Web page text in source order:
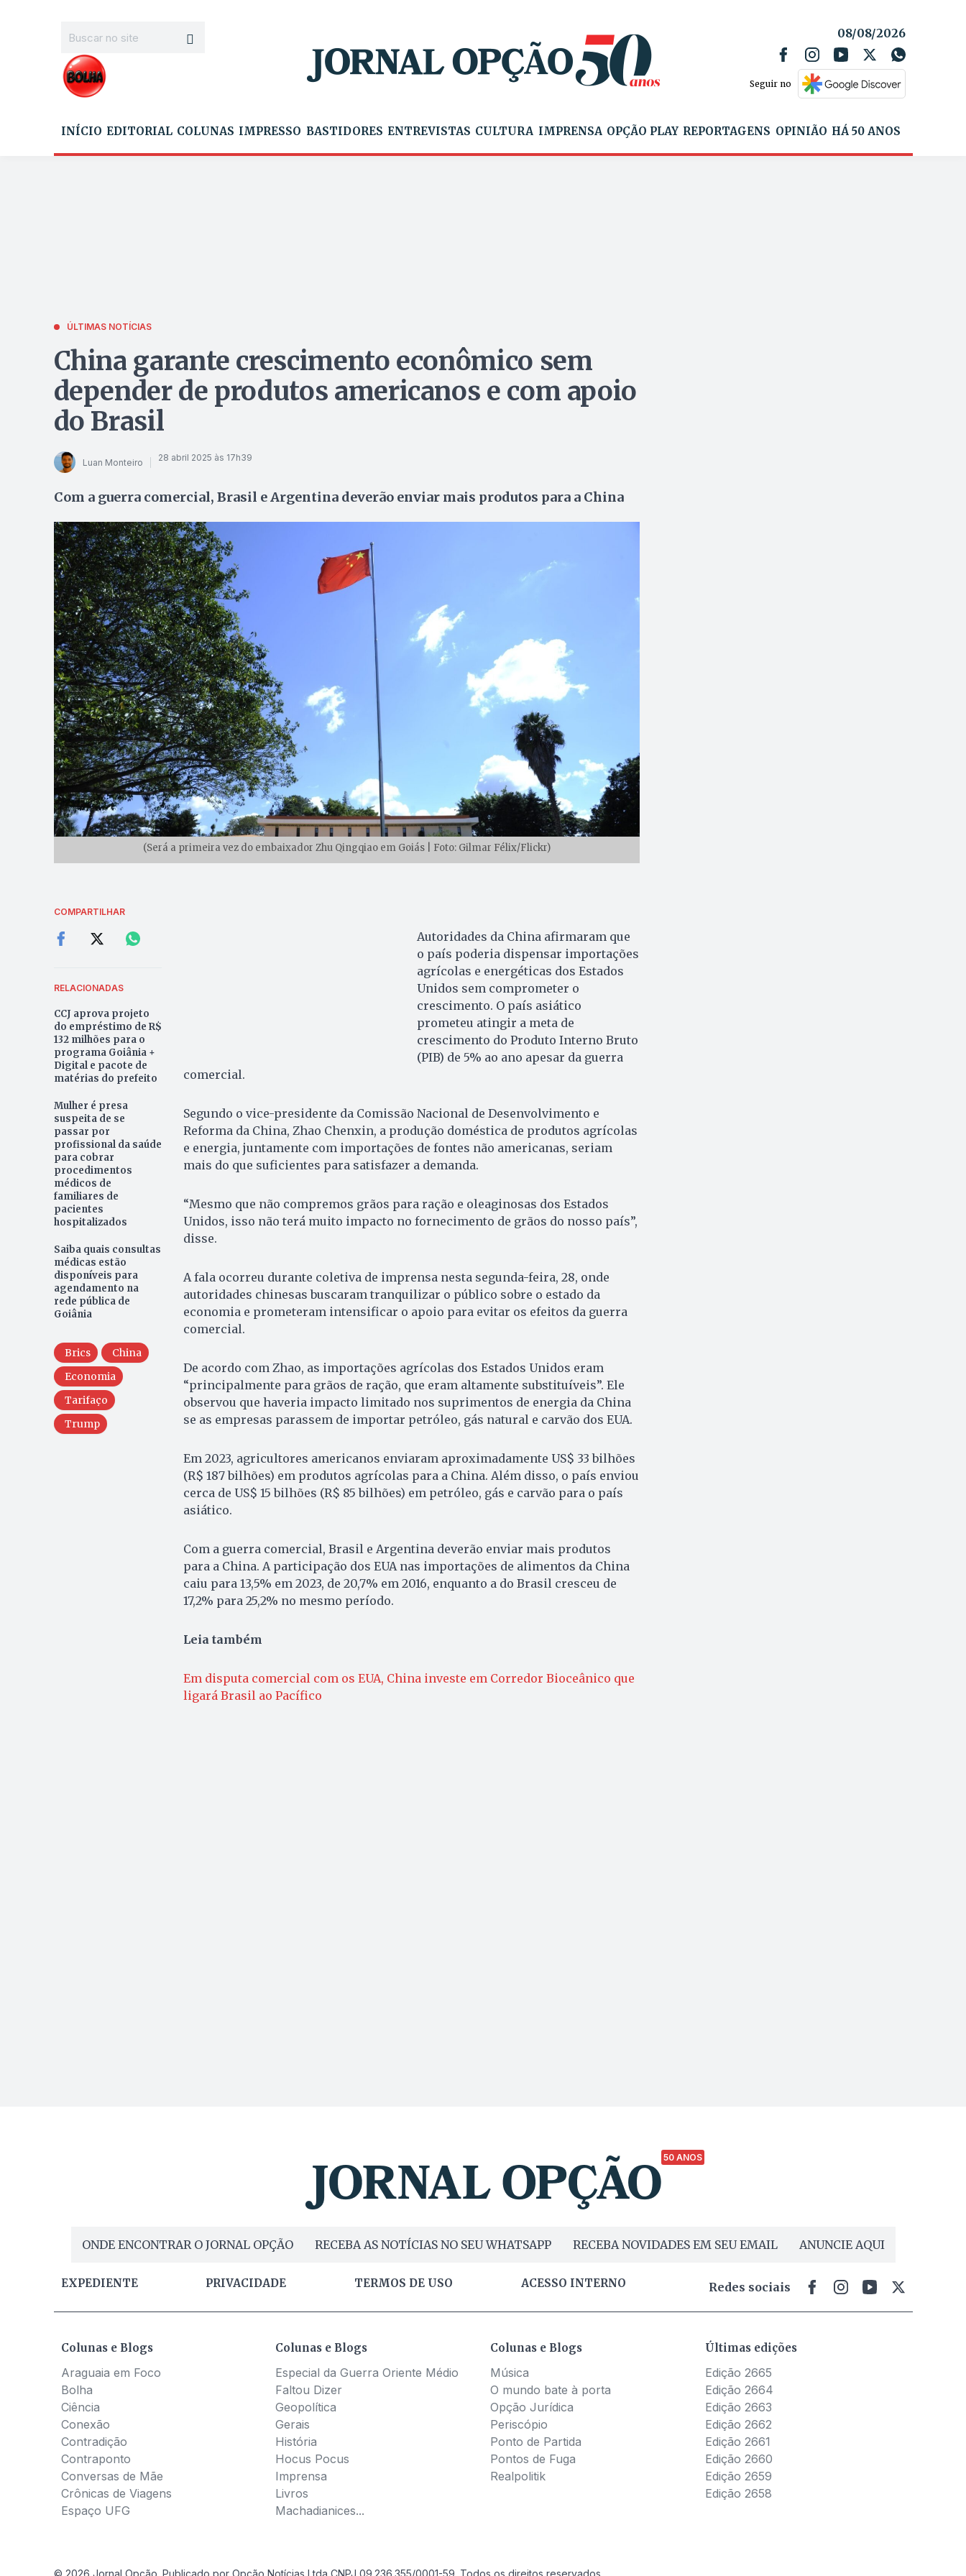
08/08/2026
Seguir no
INÍCIO EDITORIAL COLUNAS IMPRESSO BASTIDORES ENTREVISTAS CULTURA IMPRENSA OPÇÃO PLAY REPORTAGENS OPINIÃO HÁ 50 ANOS
ÚLTIMAS NOTÍCIAS
China garante crescimento econômico sem
depender de produtos americanos e com apoio
do Brasil
Luan Monteiro 28 abril 2025 às 17h39
Com a guerra comercial, Brasil e Argentina deverão enviar mais produtos para a China
(Será a primeira vez do embaixador Zhu Qingqiao em Goiás | Foto: Gilmar Félix/Flickr)
COMPARTILHAR
RELACIONADAS
CCJ aprova projeto
do empréstimo de R$
132 milhões para o
programa Goiânia +
Digital e pacote de
matérias do prefeito
Mulher é presa
suspeita de se
passar por
profissional da saúde
para cobrar
procedimentos
médicos de
familiares de
pacientes
hospitalizados
Saiba quais consultas
médicas estão
disponíveis para
agendamento na
rede pública de
Goiânia
Brics
China
Economia
Tarifaço
Trump
Autoridades da China afirmaram que
o país poderia dispensar importações
agrícolas e energéticas dos Estados
Unidos sem comprometer o
crescimento. O país asiático
prometeu atingir a meta de
crescimento do Produto Interno Bruto
(PIB) de 5% ao ano apesar da guerra
comercial.
Segundo o vice-presidente da Comissão Nacional de Desenvolvimento e
Reforma da China, Zhao Chenxin, a produção doméstica de produtos agrícolas
e energia, juntamente com importações de fontes não americanas, seriam
mais do que suficientes para satisfazer a demanda.
“Mesmo que não compremos grãos para ração e oleaginosas dos Estados
Unidos, isso não terá muito impacto no fornecimento de grãos do nosso país”,
disse.
A fala ocorreu durante coletiva de imprensa nesta segunda-feira, 28, onde
autoridades chinesas buscaram tranquilizar o público sobre o estado da
economia e prometeram intensificar o apoio para evitar os efeitos da guerra
comercial.
De acordo com Zhao, as importações agrícolas dos Estados Unidos eram
“principalmente para grãos de ração, que eram altamente substituíveis”. Ele
observou que haveria impacto limitado nos suprimentos de energia da China
se as empresas parassem de importar petróleo, gás natural e carvão dos EUA.
Em 2023, agricultores americanos enviaram aproximadamente US$ 33 bilhões
(R$ 187 bilhões) em produtos agrícolas para a China. Além disso, o país enviou
cerca de US$ 15 bilhões (R$ 85 bilhões) em petróleo, gás e carvão para o país
asiático.
Com a guerra comercial, Brasil e Argentina deverão enviar mais produtos
para a China. A participação dos EUA nas importações de alimentos da China
caiu para 13,5% em 2023, de 20,7% em 2016, enquanto a do Brasil cresceu de
17,2% para 25,2% no mesmo período.
Leia também
Em disputa comercial com os EUA, China investe em Corredor Bioceânico que
ligará Brasil ao Pacífico
50 ANOS
ONDE ENCONTRAR O JORNAL OPÇÃO RECEBA AS NOTÍCIAS NO SEU WHATSAPP RECEBA NOVIDADES EM SEU EMAIL ANUNCIE AQUI
EXPEDIENTE PRIVACIDADE TERMOS DE USO ACESSO INTERNO Redes sociais
Colunas e Blogs
Araguaia em Foco
Bolha
Ciência
Conexão
Contradição
Contraponto
Conversas de Mãe
Crônicas de Viagens
Espaço UFG
Colunas e Blogs
Especial da Guerra Oriente Médio
Faltou Dizer
Geopolítica
Gerais
História
Hocus Pocus
Imprensa
Livros
Machadianices...
Colunas e Blogs
Música
O mundo bate à porta
Opção Jurídica
Periscópio
Ponto de Partida
Pontos de Fuga
Realpolitik
Últimas edições
Edição 2665
Edição 2664
Edição 2663
Edição 2662
Edição 2661
Edição 2660
Edição 2659
Edição 2658
© 2026 Jornal Opção. Publicado por Opção Notícias Ltda CNPJ 09.236.355/0001-59. Todos os direitos reservados.